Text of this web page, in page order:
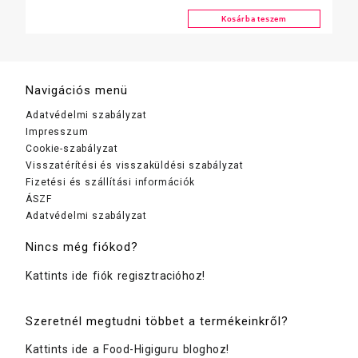
SZÍNES, 25 mik.
Kosárba teszem
Navigációs menü
Adatvédelmi szabályzat
Impresszum
Cookie-szabályzat
Visszatérítési és visszaküldési szabályzat
Fizetési és szállítási információk
ÁSZF
Adatvédelmi szabályzat
Nincs még fiókod?
Kattints ide fiók regisztracióhoz!
Szeretnél megtudni többet a termékeinkről?
Kattints ide a Food-Higiguru bloghoz!